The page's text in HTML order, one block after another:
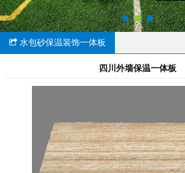
水包砂保温装饰一体板
四川外墙保温一体板